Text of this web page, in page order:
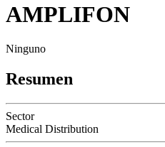
SC
AMPLIFON
Ninguno
Resumen
Sector
Medical Distribution